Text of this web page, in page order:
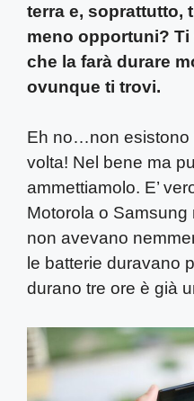
terra e, soprattutto,
meno opportuni?
che la farà durare
ovunque ti trovi.
Eh no…non esistono
volta! Nel bene ma
ammettiamolo. E’
Motorola o
non avevano
le batterie duravano
durano tre ore è già